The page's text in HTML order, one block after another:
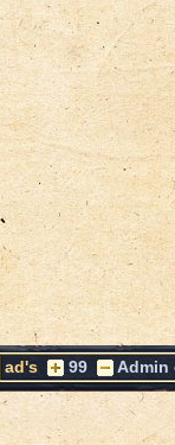
ad's 99 Admin